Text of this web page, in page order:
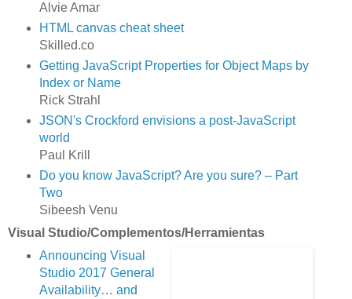
Alvie Amar
HTML canvas cheat sheet
Skilled.co
Getting JavaScript Properties for Object Maps by
Index or Name
Rick Strahl
JSON's Crockford envisions a post-JavaScript
world
Paul Krill
Do you know JavaScript? Are you sure? – Part
Two
Sibeesh Venu
Visual Studio/Complementos/Herramientas
Announcing Visual
Studio 2017 General
Availability… and